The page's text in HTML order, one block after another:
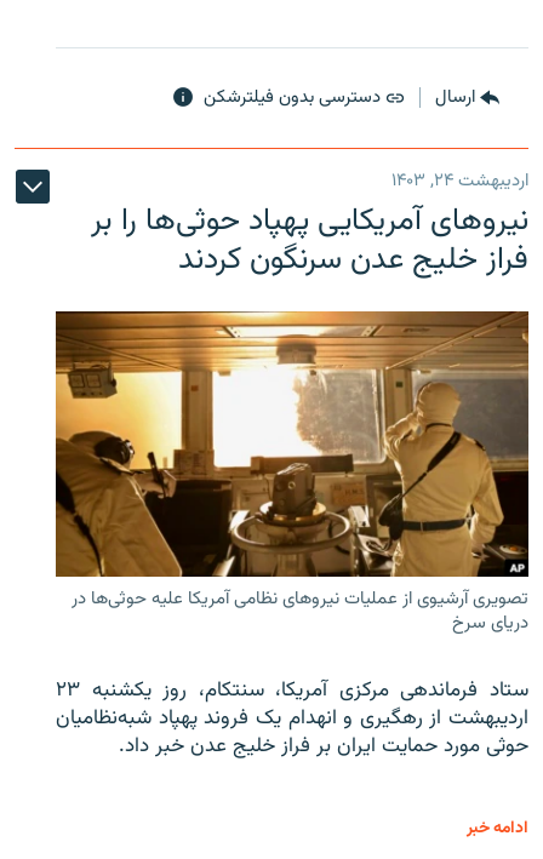
ارسال دسترسی بدون فیلترشکن
اردیبهشت ۲۴, ۱۴۰۳
نیروهای آمریکایی پهپاد حوثی‌ها را بر
فراز خلیج عدن سرنگون کردند
تصویری آرشیوی از عملیات نیروهای نظامی آمریکا علیه حوثی‌ها در
دریای سرخ
ستاد فرماندهی مرکزی آمریکا، سنتکام، روز یکشنبه ۲۳
اردیبهشت از رهگیری و انهدام یک فروند پهپاد شبه‌نظامیان
حوثی‌ مورد حمایت ایران بر فراز خلیج عدن خبر داد.
ادامه خبر